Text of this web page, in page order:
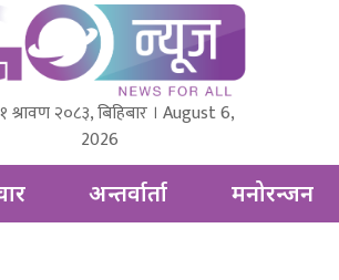
श्रावण २०८३, बिहिबार । August 6,
2026
अन्तर्वार्ता मनोरन्जन